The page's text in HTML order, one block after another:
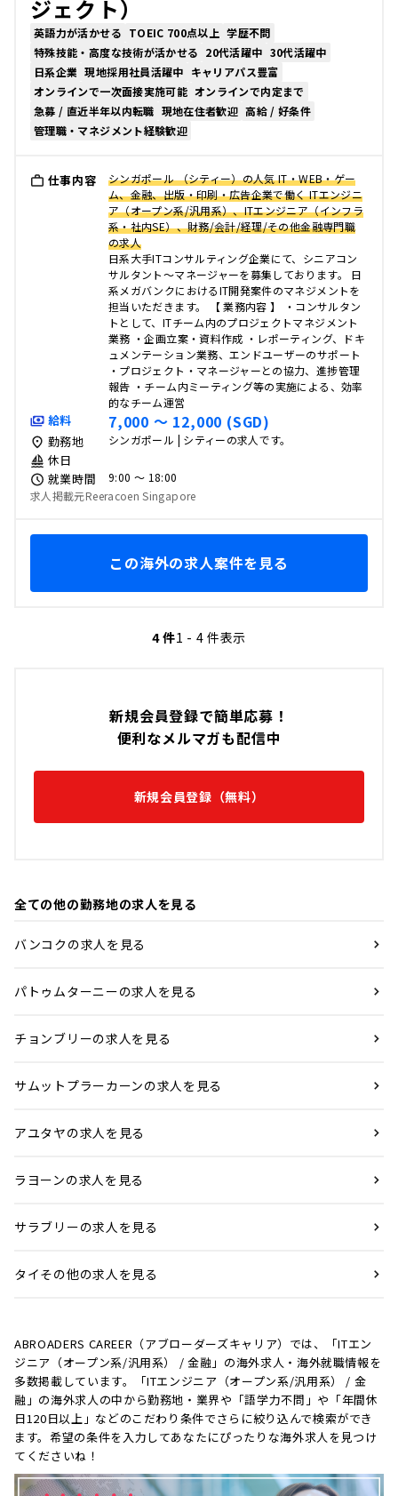
新規会員登録で簡単応募！
便利なメルマガも配信中
新規会員登録（無料）
全ての他の勤務地の求人を見る
バンコクの求人を見る
パトゥムターニーの求人を見る
チョンブリーの求人を見る
サムットプラーカーンの求人を見る
アユタヤの求人を見る
ラヨーンの求人を見る
サラブリーの求人を見る
タイその他の求人を見る
ABROADERS CAREER（アブローダーズキャリア）では、「ITエン
ジニア（オープン系/汎用系） / 金融」の海外求人・海外就職情報を
多数掲載しています。「ITエンジニア（オープン系/汎用系） / 金
融」の海外求人の中から勤務地・業界や「語学力不問」や「年間休
日120日以上」などのこだわり条件でさらに絞り込んで検索ができ
ます。希望の条件を入力してあなたにぴったりな海外求人を見つけ
てくださいね！
ジェクト）
英語力が活かせる TOEIC 700点以上 学歴不問
特殊技能・高度な技術が活かせる 20代活躍中 30代活躍中
日系企業 現地採用社員活躍中 キャリアパス豊富
オンラインで一次面接実施可能 オンラインで内定まで
急募 / 直近半年以内転職 現地在住者歓迎 高給 / 好条件
管理職・マネジメント経験歓迎
仕事内容
シンガポール （シティー）の人気 IT・WEB・ゲー
ム、金融、出版・印刷・広告企業で働く ITエンジニ
ア（オープン系/汎用系）、ITエンジニア（インフラ
系・社内SE）、財務/会計/経理/その他金融専門職
の求人
日系大手ITコンサルティング企業にて、シニアコン
サルタント～マネージャーを募集しております。 日
系メガバンクにおけるIT開発案件のマネジメントを
担当いただきます。 【 業務内容 】 ・コンサルタン
トとして、ITチーム内のプロジェクトマネジメント
業務 ・企画立案・資料作成 ・レポーティング、ドキ
ュメンテーション業務、エンドユーザーのサポート
・プロジェクト・マネージャーとの協力、進捗管理
報告 ・チーム内ミーティング等の実施による、効率
的なチーム運営
給料 7,000 〜 12,000 (SGD)
勤務地 シンガポール | シティーの求人です。
休日
就業時間
9:00 〜 18:00
求人掲載元Reeracoen Singapore
この海外の求人案件を見る
4 件1 - 4 件表示